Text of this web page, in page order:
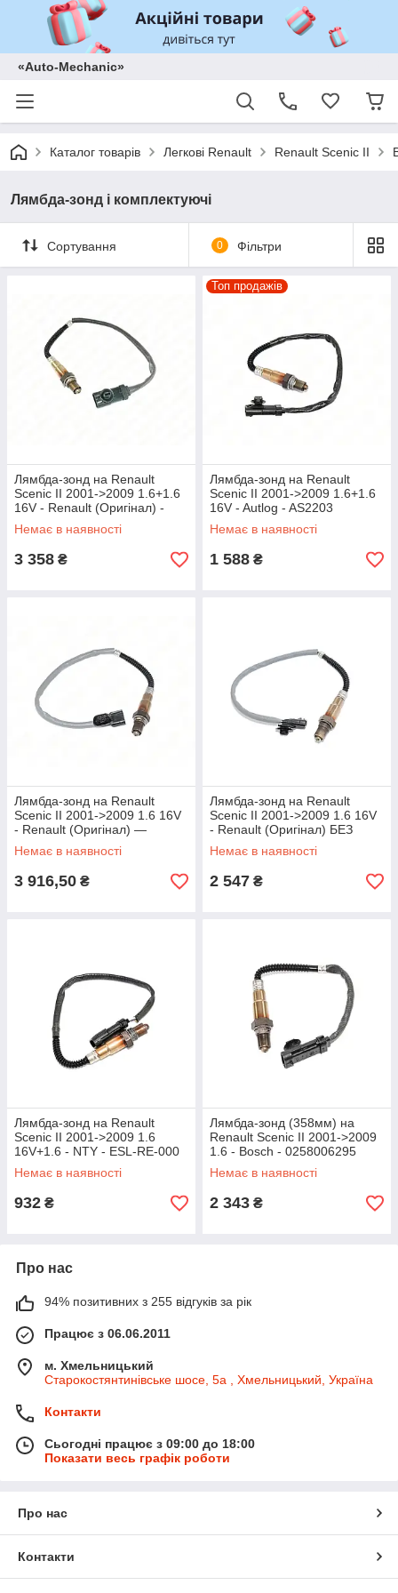
«Auto-Mechanic»
Каталог товарів Легкові Renault Renault Scenic II
Лямбда-зонд і комплектуючі
Сортування 0 Фільтри
Лямбда-зонд на Renault
Scenic II 2001->2009 1.6+1.6
16V - Renault (Оригінал) -
7700107433
Немає в наявності
3 358 ₴
Топ продажів
Лямбда-зонд на Renault
Scenic II 2001->2009 1.6+1.6
16V - Autlog - AS2203
Немає в наявності
1 588 ₴
Лямбда-зонд на Renault
Scenic II 2001->2009 1.6 16V
- Renault (Оригінал) —
8200551743
Немає в наявності
3 916,50 ₴
Лямбда-зонд на Renault
Scenic II 2001->2009 1.6 16V
- Renault (Оригінал) БЕЗ
УПАКОВКИ - 8200551743J
Немає в наявності
2 547 ₴
Лямбда-зонд на Renault
Scenic II 2001->2009 1.6
16V+1.6 - NTY - ESL-RE-000
Немає в наявності
932 ₴
Лямбда-зонд (358мм) на
Renault Scenic II 2001->2009
1.6 - Bosch - 0258006295
Немає в наявності
2 343 ₴
Про нас
94% позитивних з 255 відгуків за рік
Працює з 06.06.2011
м. Хмельницький
Старокостянтинівське шосе, 5а , Хмельницький, Україна
Контакти
Сьогодні працює з 09:00 до 18:00
Показати весь графік роботи
Про нас
Контакти